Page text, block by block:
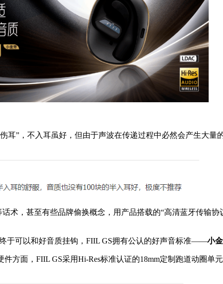
耳”，不入耳虽好，但由于声波在传递过程中必然会产生大量
术，甚至有些品牌偷换概念，用产品搭载的“高清蓝牙传输
于可以和好音质挂钩，FIIL GS拥有公认的好声音标准——小
方面，FIIL GS采用Hi-Res标准认证的18mm定制跑道动圈单